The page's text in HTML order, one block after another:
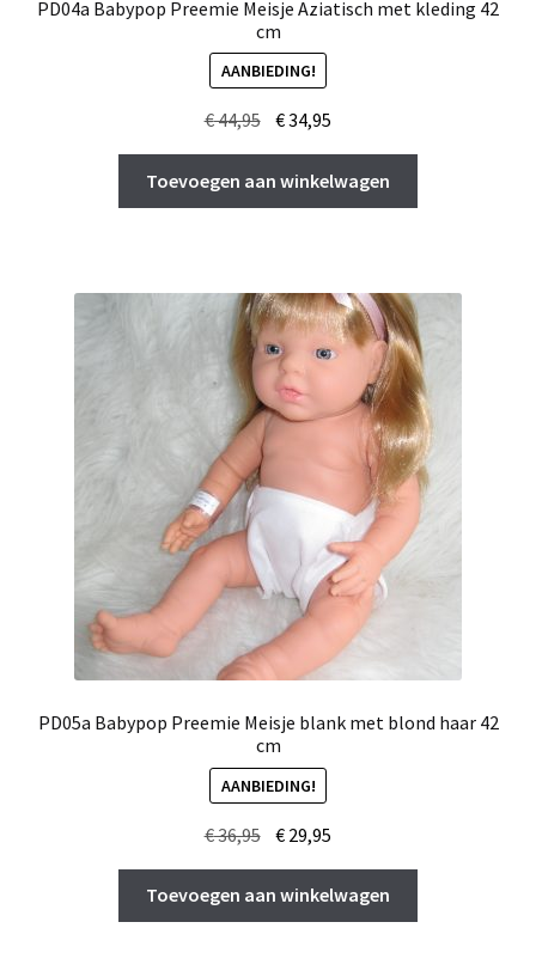
PD04a Babypop Preemie Meisje Aziatisch met kleding 42
cm
AANBIEDING!
€44,95 Oorspronkelijke
prijs
was:
€ 44,95.
€34,95
prijs
is:
€ 34,95.
Toevoegen aan winkelwagen
PD05a Babypop Preemie Meisje blank met blond haar 42
cm
AANBIEDING!
€36,95 Oorspronkelijke
was:
€ 36,95.
€ 29,95
is:
€ 29,95.
Toevoegen aan winkelwagen